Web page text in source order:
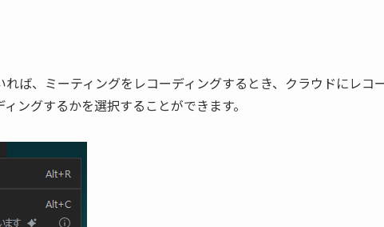
ば、ミーティングをレコーディングするとき、クラウドにレコ
ングするかを選択することができます。